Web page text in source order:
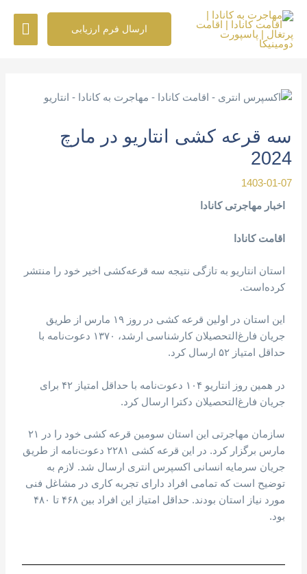
محتوا
ارسال فرم ارزیابی
سه قرعه کشی انتاریو در مارچ
2024
1403-01-07
اخبار مهاجرتی کانادا
اقامت کانادا
استان انتاریو به تازگی نتیجه سه قرعه‌کشی اخیر خود را منتشر
کرده‌است.
این استان در اولین قرعه کشی در روز ۱۹ مارس از طریق
جریان فارغ‌التحصیلان کارشناسی ارشد، ۱۳۷۰ دعوت‌نامه با
حداقل امتیاز ۵۲ ارسال کرد.
در همین روز انتاریو ۱۰۴ دعوت‌نامه با حداقل امتیاز ۴۲ برای
جریان فارغ‌التحصیلان دکترا ارسال کرد.
سازمان مهاجرتی این استان سومین قرعه کشی خود را در ۲۱
مارس برگزار کرد. در این قرعه کشی ۲۲۸۱ دعوت‌نامه از طریق
جریان سرمایه انسانی اکسپرس انتری ارسال شد. لازم به
توضیح است که تمامی افراد دارای تجربه کاری در مشاغل فنی
مورد نیاز استان بودند. حداقل امتیاز این افراد بین ۴۶۸ تا ۴۸۰
بود.